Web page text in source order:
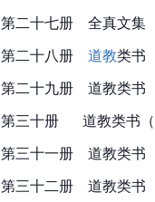
第二十七册　全真文集
第二十八册 道教类书
第二十九册　道教类书
第三十册　  道教类书（
第三十一册　道教类书
第三十二册　道教类书